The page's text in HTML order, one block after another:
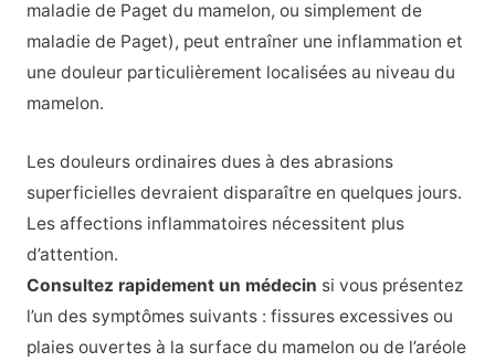
maladie de Paget du mamelon, ou simplement de
maladie de Paget), peut entraîner une inflammation et
une douleur particulièrement localisées au niveau du
mamelon.
Les douleurs ordinaires dues à des abrasions
superficielles devraient disparaître en quelques jours.
Les affections inflammatoires nécessitent plus
d’attention.
Consultez rapidement un médecin si vous présentez
l’un des symptômes suivants : fissures excessives ou
plaies ouvertes à la surface du mamelon ou de l’aréole